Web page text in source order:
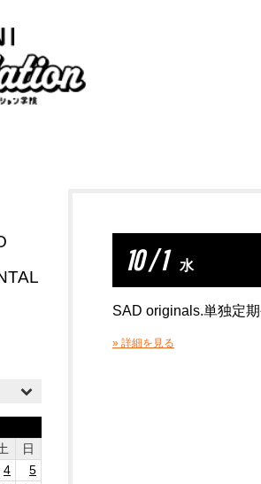
日
4
5
10 / 1 水
SAD originals.単独定
» 詳細を見る